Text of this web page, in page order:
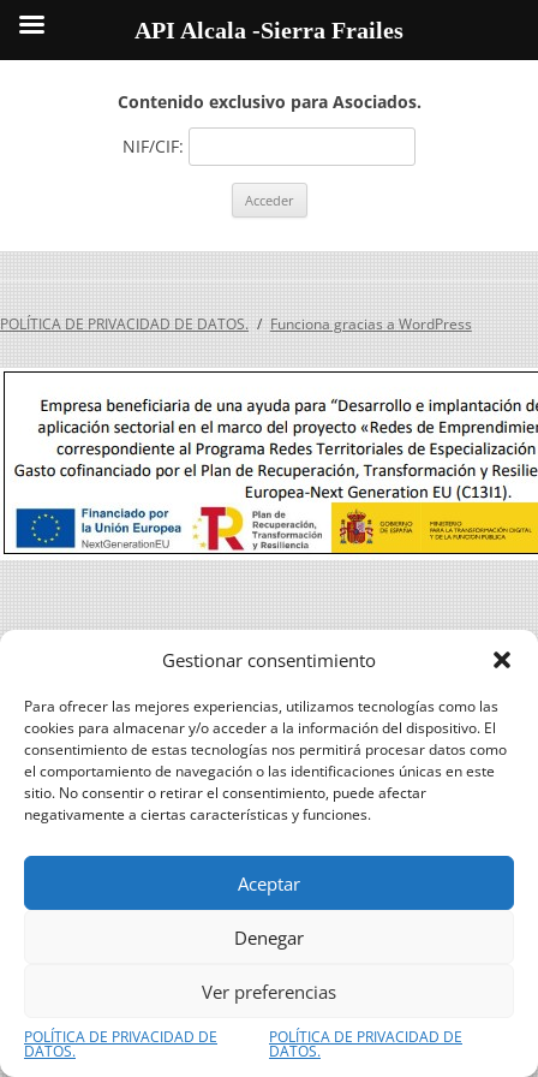
Gestionar consentimiento
Para ofrecer las mejores experiencias, utilizamos tecnologías como las
cookies para almacenar y/o acceder a la información del dispositivo. El
consentimiento de estas tecnologías nos permitirá procesar datos como
el comportamiento de navegación o las identificaciones únicas en este
sitio. No consentir o retirar el consentimiento, puede afectar
negativamente a ciertas características y funciones.
Aceptar
Denegar
Ver preferencias
POLÍTICA DE PRIVACIDAD DE
DATOS.
POLÍTICA DE PRIVACIDAD DE
DATOS.
Contenido exclusivo para Asociados.
NIF/CIF:
POLÍTICA DE PRIVACIDAD DE DATOS. Funciona gracias a WordPress
API Alcala -Sierra Frailes